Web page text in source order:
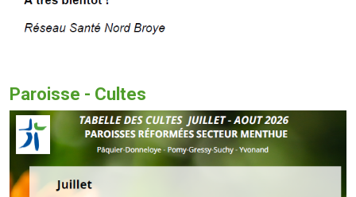
Paroisse - Cultes